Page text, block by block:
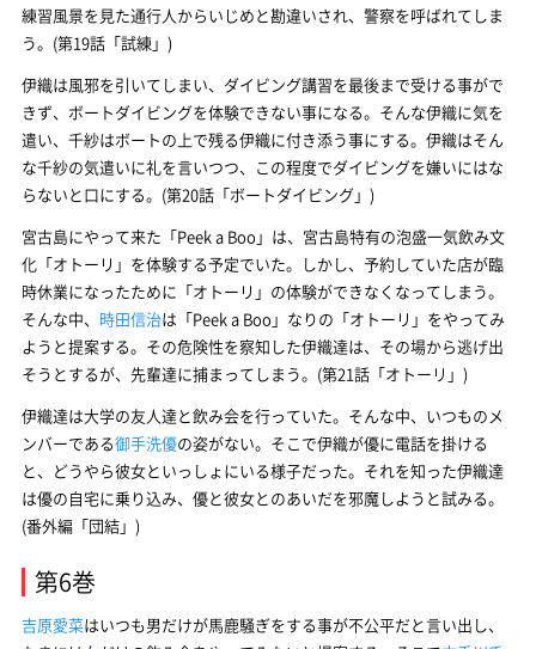
練習風景を見た通行人からいじめと勘違いされ、警察を呼ばれてしま
う。(第19話「試練」)
伊織は風邪を引いてしまい、ダイビング講習を最後まで受ける事がで
きず、ボートダイビングを体験できない事になる。そんな伊織に気を
遣い、千紗はボートの上で残る伊織に付き添う事にする。伊織はそん
な千紗の気遣いに礼を言いつつ、この程度でダイビングを嫌いにはな
らないと口にする。(第20話「ボートダイビング」)
宮古島にやって来た「Peek a Boo」は、宮古島特有の泡盛一気飲み文
化「オトーリ」を体験する予定でいた。しかし、予約していた店が臨
時休業になったために「オトーリ」の体験ができなくなってしまう。
そんな中、 時田信治は「Peek a Boo」なりの「オトーリ」をやってみ
ようと提案する。その危険性を察知した伊織達は、その場から逃げ出
そうとするが、先輩達に捕まってしまう。(第21話「オトーリ」)
伊織達は大学の友人達と飲み会を行っていた。そんな中、いつものメ
ンバーである御手洗優の姿がない。そこで伊織が優に電話を掛ける
と、どうやら彼女といっしょにいる様子だった。それを知った伊織達
は優の自宅に乗り込み、優と彼女とのあいだを邪魔しようと試みる。
(番外編「団結」)
第6巻
吉原愛菜はいつも男だけが馬鹿騒ぎをする事が不公平だと言い出し、